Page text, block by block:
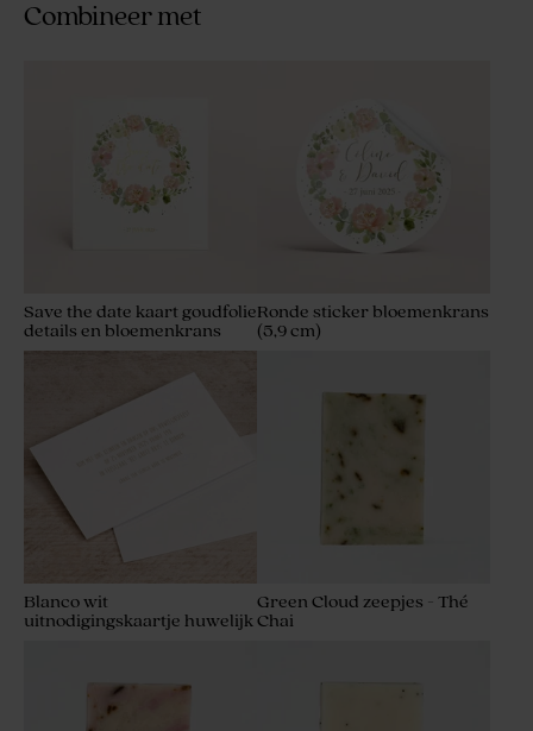
Combineer met
Save the date kaart goudfolie
details en bloemenkrans
Ronde sticker bloemenkrans
(5,9 cm)
Blanco wit
uitnodigingskaartje huwelijk
Green Cloud zeepjes - Thé
Chai